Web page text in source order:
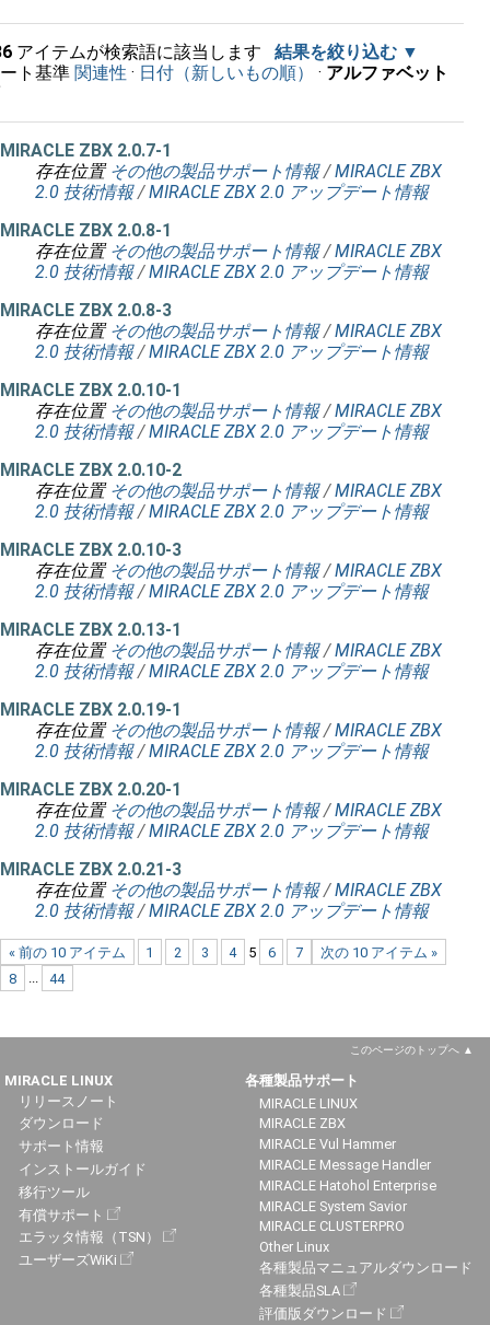
アイテムが検索語に該当します
結果を絞り込む
ト基準 関連性 · 日付（新しいもの順） · アルファベット
MIRACLE ZBX 2.0.7-1
存在位置 その他の製品サポート情報 /MIRACLE ZBX
2.0 技術情報 /MIRACLE ZBX 2.0 アップデート情報
MIRACLE ZBX 2.0.8-1
存在位置 その他の製品サポート情報 /MIRACLE ZBX
2.0 技術情報 /MIRACLE ZBX 2.0 アップデート情報
MIRACLE ZBX 2.0.8-3
存在位置 その他の製品サポート情報 /MIRACLE ZBX
2.0 技術情報 /MIRACLE ZBX 2.0 アップデート情報
MIRACLE ZBX 2.0.10-1
存在位置 その他の製品サポート情報 /MIRACLE ZBX
2.0 技術情報 /MIRACLE ZBX 2.0 アップデート情報
MIRACLE ZBX 2.0.10-2
存在位置 その他の製品サポート情報 /MIRACLE ZBX
2.0 技術情報 /MIRACLE ZBX 2.0 アップデート情報
MIRACLE ZBX 2.0.10-3
存在位置 その他の製品サポート情報 /MIRACLE ZBX
2.0 技術情報 /MIRACLE ZBX 2.0 アップデート情報
MIRACLE ZBX 2.0.13-1
存在位置 その他の製品サポート情報 /MIRACLE ZBX
2.0 技術情報 /MIRACLE ZBX 2.0 アップデート情報
MIRACLE ZBX 2.0.19-1
存在位置 その他の製品サポート情報 /MIRACLE ZBX
2.0 技術情報 /MIRACLE ZBX 2.0 アップデート情報
MIRACLE ZBX 2.0.20-1
存在位置 その他の製品サポート情報 /MIRACLE ZBX
2.0 技術情報 /MIRACLE ZBX 2.0 アップデート情報
MIRACLE ZBX 2.0.21-3
存在位置 その他の製品サポート情報 /MIRACLE ZBX
2.0 技術情報 /MIRACLE ZBX 2.0 アップデート情報
« 前の 10 アイテム 次の 10 アイテム »
1 2 3 4 5 6
7
8
... 44
このページのトップへ
MIRACLE LINUX
リリースノート
ダウンロード
サポート情報
インストールガイド
移行ツール
有償サポート
エラッタ情報（TSN）
ユーザーズWiKi
各種製品サポート
MIRACLE LINUX
MIRACLE ZBX
MIRACLE Vul Hammer
MIRACLE Message Handler
MIRACLE Hatohol Enterprise
MIRACLE System Savior
MIRACLE CLUSTERPRO
Other Linux
各種製品マニュアルダウンロード
各種製品SLA
評価版ダウンロード